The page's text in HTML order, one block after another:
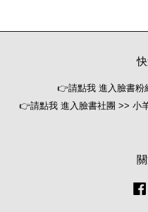
👉請點我 進入臉書粉
👉請點我 進入臉書社團 >> 小